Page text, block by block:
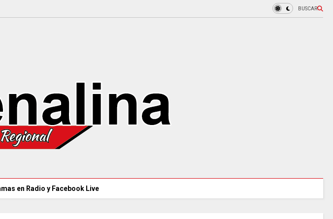
BUSCAR
en Radio y Facebook Live